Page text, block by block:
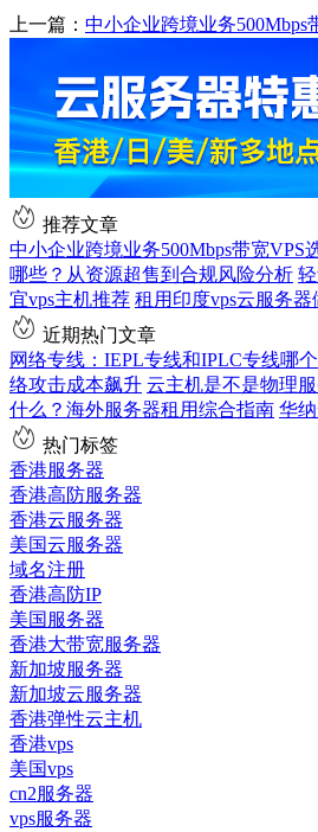
上一篇： 中小企业跨境业务
推荐文章
中小企业跨境业务500Mbps带宽VPS
哪些？从资源超售到合规风险分析
宜vps主机推荐 租用印度vps云服务
近期热门文章
网络专线：IEPL专线和IPLC专线哪
络攻击成本飙升 云主机是不是物理
什么？海外服务器租用综合指南 华
热门标签
香港服务器
香港高防服务器
香港云服务器
美国云服务器
域名注册
香港高防IP
美国服务器
香港大带宽服务器
新加坡服务器
新加坡云服务器
香港弹性云主机
香港vps
美国vps
cn2服务器
vps服务器